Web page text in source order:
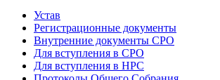
Устав
Регистрационные документы
Внутренние документы СРО
Для вступления в СРО
Для вступления в НРС